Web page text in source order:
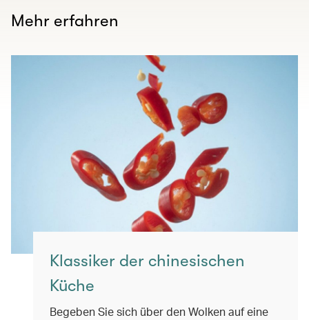
Mehr erfahren
Klassiker der chinesischen
Küche
Begeben Sie sich über den Wolken auf eine